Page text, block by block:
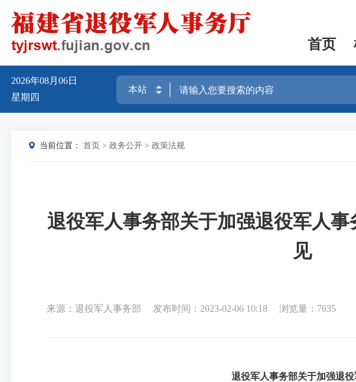
首页
2026年08月06日
星期四
当前位置： 首页 >政务公开 >政策法规
退役军人事务部关于加强退役军人
见
来源：退役军人事务部 发布时间：2023-02-06 10:18 浏览量： 7635
退役军人事务部关于加强退役